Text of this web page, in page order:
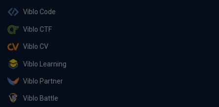
Viblo Code
Viblo CTF
Viblo CV
Viblo Learning
Viblo Partner
Viblo Battle